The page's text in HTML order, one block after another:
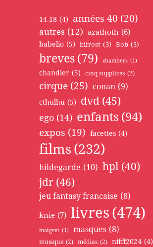
14-18 (4) années 40 (20)
autres (12) azathoth (6)
babelio (5) bifrost (3) Bob (3)
breves(79) chambers (1)
chandler (5) cinq supplices (2)
cirque (25) conan (9)
cthulhu (5) dvd (45)
ego (14) enfants (94)
expos (19) facettes (4)
films(232)
hildegarde (10) hpl (40)
jdr (46)
jeu fantasy francaise (8)
knie (7) livres(474)
maigret (1) masques (8)
musique (2) médias (2) nifff2024 (4)